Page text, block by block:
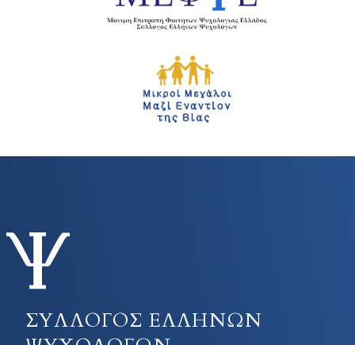
ΣΥΛΛΟΓΟΣ ΕΛΛΗΝΩΝ